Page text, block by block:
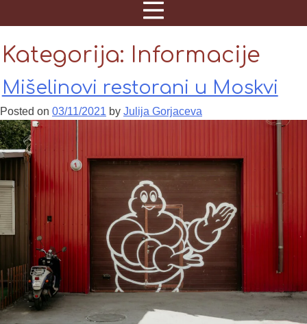
Kategorija: Informacije
Mišelinovi restorani u Moskvi
Posted on 03/11/2021 by Julija Gorjaceva